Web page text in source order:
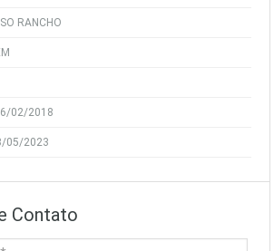
RANCHO
02/2018
05/2023
Contato